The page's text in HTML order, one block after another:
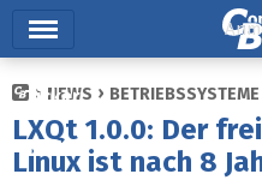
Ticker
Tests
NEWS BETRIEBSSYSTEME
LXQt 1.0.0: Der
Linux ist nach 8